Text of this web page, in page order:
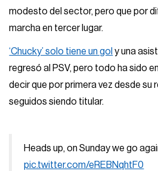
modesto del sector, pero que por
marcha en tercer lugar.
‘Chucky’ solo tiene un gol y una
regresó al PSV, pero todo ha sido
decir que por primera vez desde su
seguidos siendo titular.
Heads up, on Sunday we go
pic.twitter.com/eREBNqhtF0